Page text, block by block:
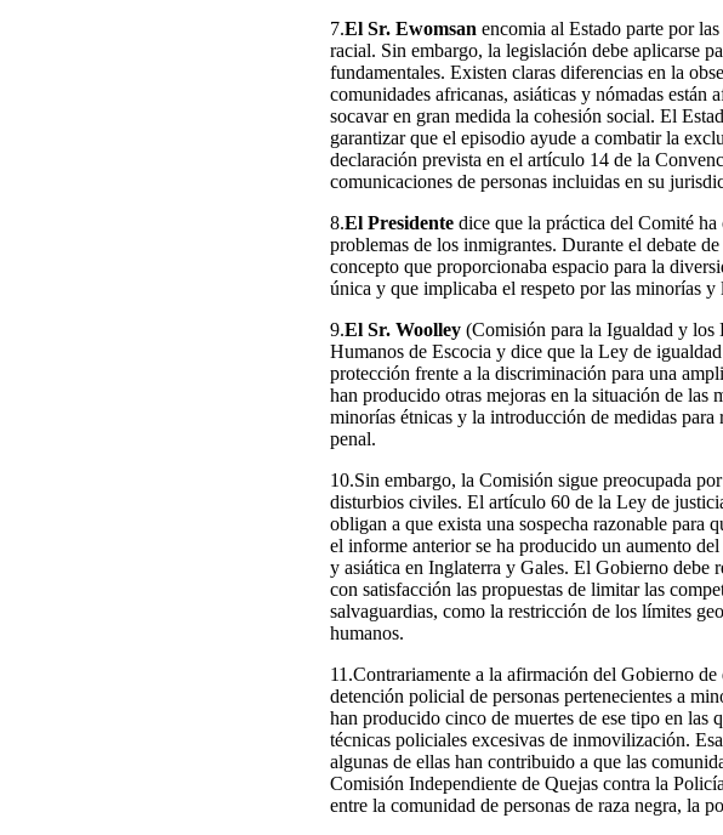
7.El Sr. Ewomsan encomia al Estado parte por
racial. Sin embargo, la legislación debe aplicarse
fundamentales. Existen claras diferencias en la
comunidades africanas, asiáticas y nómadas están
socavar en gran medida la cohesión social. El
garantizar que el episodio ayude a combatir la
declaración prevista en el artículo 14 de la
comunicaciones de personas incluidas en su
8.El Presidente dice que la práctica del Comité
problemas de los inmigrantes. Durante el debate
concepto que proporcionaba espacio para la
única y que implicaba el respeto por las minorías y
9.El Sr. Woolley (Comisión para la Igualdad y los
Humanos de Escocia y dice que la Ley de
protección frente a la discriminación para una
han producido otras mejoras en la situación de las
minorías étnicas y la introducción de medidas
penal.
10.Sin embargo, la Comisión sigue preocupada
disturbios civiles. El artículo 60 de la Ley de
obligan a que exista una sospecha razonable para
el informe anterior se ha producido un aumento
y asiática en Inglaterra y Gales. El Gobierno debe
con satisfacción las propuestas de limitar las
salvaguardias, como la restricción de los límites
humanos.
11.Contrariamente a la afirmación del Gobierno
detención policial de personas pertenecientes a
han producido cinco de muertes de ese tipo en
técnicas policiales excesivas de inmovilización.
algunas de ellas han contribuido a que las
Comisión Independiente de Quejas contra la
entre la comunidad de personas de raza negra, la